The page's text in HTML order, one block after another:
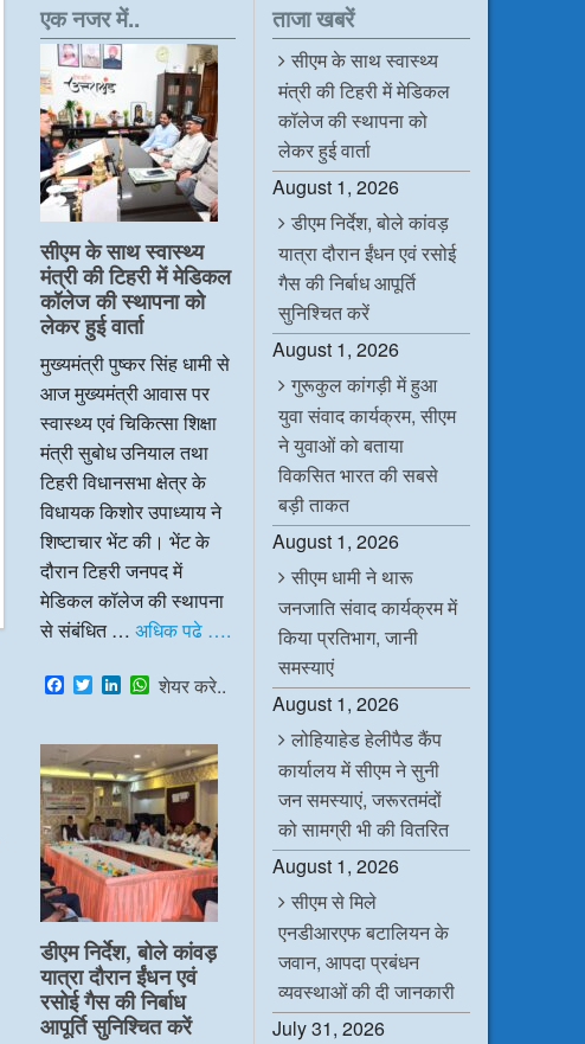
एक नजर में..
सीएम के साथ स्वास्थ्य
मंत्री की टिहरी में मेडिकल
कॉलेज की स्थापना को
लेकर हुई वार्ता
मुख्यमंत्री पुष्कर सिंह धामी से
आज मुख्यमंत्री आवास पर
स्वास्थ्य एवं चिकित्सा शिक्षा
मंत्री सुबोध उनियाल तथा
टिहरी विधानसभा क्षेत्र के
विधायक किशोर उपाध्याय ने
शिष्टाचार भेंट की। भेंट के
दौरान टिहरी जनपद में
मेडिकल कॉलेज की स्थापना
से संबंधित … अधिक पढे ….
F
a
e
b
o
o
k
T
w
t
t
e
r
L
i
k
e
d
I
n
W
h
t
s
A
p
p
शेयर करे..
डीएम निर्देश, बोले कांवड़
यात्रा दौरान ईंधन एवं
रसोई गैस की निर्बाध
आपूर्ति सुनिश्चित करें
ताजा खबरें
सीएम के साथ स्वास्थ्य
मंत्री की टिहरी में मेडिकल
कॉलेज की स्थापना को
लेकर हुई वार्ता
August 1, 2026
डीएम निर्देश, बोले कांवड़
यात्रा दौरान ईंधन एवं रसोई
गैस की निर्बाध आपूर्ति
सुनिश्चित करें
August 1, 2026
गुरूकुल कांगड़ी में हुआ
युवा संवाद कार्यक्रम, सीएम
ने युवाओं को बताया
विकसित भारत की सबसे
बड़ी ताकत
August 1, 2026
सीएम धामी ने थारू
जनजाति संवाद कार्यक्रम में
किया प्रतिभाग, जानी
समस्याएं
August 1, 2026
लोहियाहेड हेलीपैड कैंप
कार्यालय में सीएम ने सुनी
जन समस्याएं, जरूरतमंदों
को सामग्री भी की वितरित
August 1, 2026
सीएम से मिले
एनडीआरएफ बटालियन के
जवान, आपदा प्रबंधन
व्यवस्थाओं की दी जानकारी
July 31, 2026